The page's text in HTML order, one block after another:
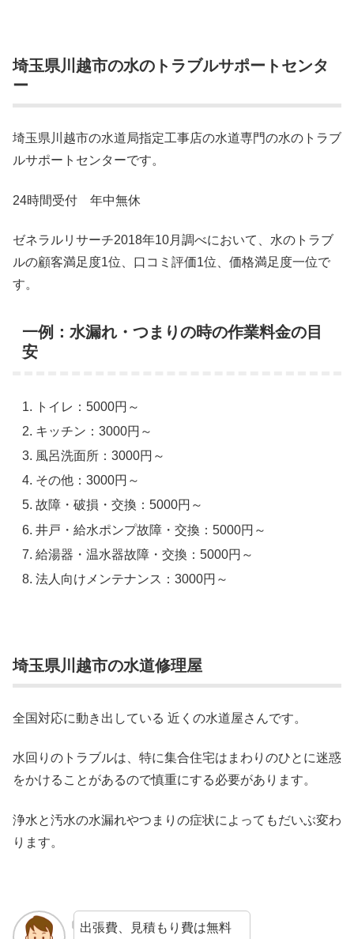
埼玉県川越市の水のトラブルサポートセンタ
ー
埼玉県川越市の水道局指定工事店の水道専門の水のトラブ
ルサポートセンターです。
24時間受付 年中無休
ゼネラルリサーチ2018年10月調べにおいて、水のトラブ
ルの顧客満足度1位、口コミ評価1位、価格満足度一位で
す。
一例：水漏れ・つまりの時の作業料金の目
安
トイレ：5000円～
キッチン：3000円～
風呂洗面所：3000円～
その他：3000円～
故障・破損・交換：5000円～
井戸・給水ポンプ故障・交換：5000円～
給湯器・温水器故障・交換：5000円～
法人向けメンテナンス：3000円～
埼玉県川越市の水道修理屋
全国対応に動き出している 近くの水道屋さんです。
水回りのトラブルは、特に集合住宅はまわりのひとに迷惑
をかけることがあるので慎重にする必要があります。
浄水と汚水の水漏れやつまりの症状によってもだいぶ変わ
ります。
出張費、見積もり費は無料